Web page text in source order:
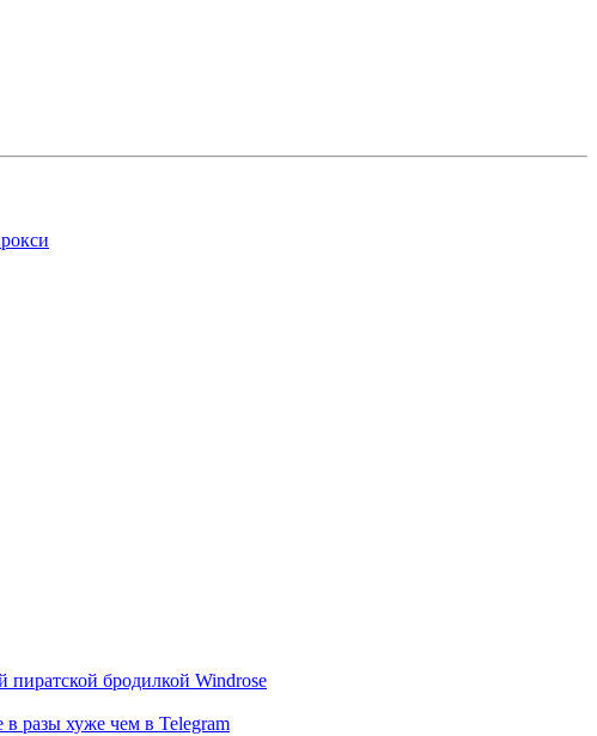
пиратской бродилкой Windrose
разы хуже чем в Telegram